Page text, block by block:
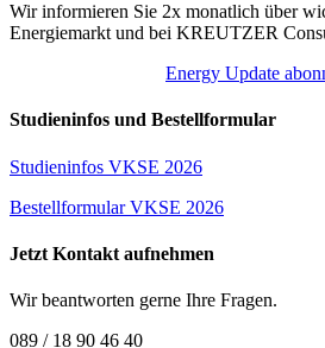
Wir informieren Sie 2x monatlich über
Energiemarkt und bei KREUTZER
Energy Update
Studieninfos und Bestellformular
Studieninfos VKSE 2026
Bestellformular VKSE 2026
Jetzt Kontakt aufnehmen
Wir beantworten gerne Ihre Fragen.
089 / 18 90 46 40